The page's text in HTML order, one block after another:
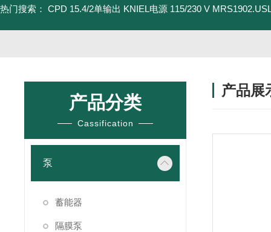
热门搜索： CPD 15.4/2单输出 KNIEL电源 115/230 V
产品分类
Cassification
泵
蓄能器
隔膜泵
产品展